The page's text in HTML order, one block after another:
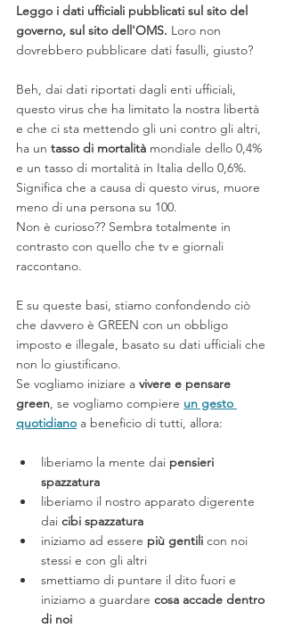
Leggo i dati ufficiali pubblicati sul sito del
governo, sul sito dell'OMS. Loro non
dovrebbero pubblicare dati fasulli, giusto?
Beh, dai dati riportati dagli enti ufficiali,
questo virus che ha limitato la nostra libertà
e che ci sta mettendo gli uni contro gli altri,
ha un tasso di mortalità mondiale dello 0,4%
e un tasso di mortalità in Italia dello 0,6%.
Significa che a causa di questo virus, muore
meno di una persona su 100.
Non è curioso?? Sembra totalmente in
contrasto con quello che tv e giornali
raccontano.
E su queste basi, stiamo confondendo ciò
che davvero è GREEN con un obbligo
imposto e illegale, basato su dati ufficiali che
non lo giustificano.
Se vogliamo iniziare a vivere e pensare
green, se vogliamo compiere un gesto
quotidiano a beneficio di tutti, allora:
liberiamo la mente dai pensieri
spazzatura
liberiamo il nostro apparato digerente
dai cibi spazzatura
iniziamo ad essere più gentili con noi
stessi e con gli altri
smettiamo di puntare il dito fuori e
iniziamo a guardare cosa accade dentro
di noi